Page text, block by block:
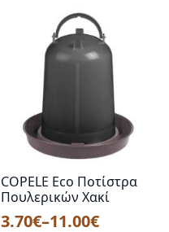
COPELE Eco Ποτίστρα
Πουλερικών Χακί
3.70€–11.00€
Price